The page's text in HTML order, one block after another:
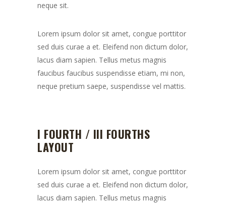
neque sit.
Lorem ipsum dolor sit amet, congue porttitor
sed duis curae a et. Eleifend non dictum dolor,
lacus diam sapien. Tellus metus magnis
faucibus faucibus suspendisse etiam, mi non,
neque pretium saepe, suspendisse vel mattis.
I FOURTH / III FOURTHS
LAYOUT
Lorem ipsum dolor sit amet, congue porttitor
sed duis curae a et. Eleifend non dictum dolor,
lacus diam sapien. Tellus metus magnis